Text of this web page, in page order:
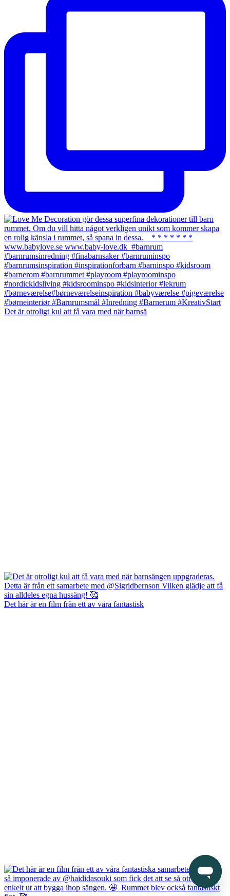
Det är otroligt kul att få vara med när barnsä
Det här är en film från ett av våra fantastisk